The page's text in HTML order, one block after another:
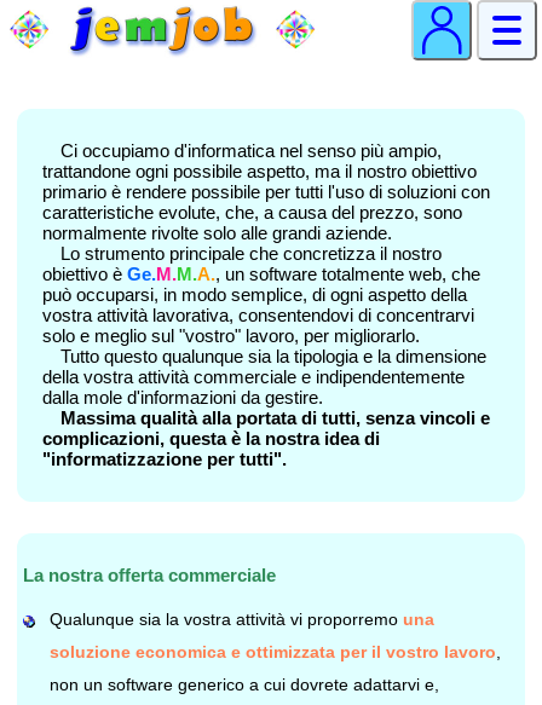
Ci occupiamo d'informatica nel senso più ampio,
trattandone ogni possibile aspetto, ma il nostro obiettivo
primario è rendere possibile per tutti l'uso di soluzioni con
caratteristiche evolute, che, a causa del prezzo, sono
normalmente rivolte solo alle grandi aziende.
Lo strumento principale che concretizza il nostro
obiettivo è Ge.M.M.A., un software totalmente web, che
può occuparsi, in modo semplice, di ogni aspetto della
vostra attività lavorativa, consentendovi di concentrarvi
solo e meglio sul "vostro" lavoro, per migliorarlo.
Tutto questo qualunque sia la tipologia e la dimensione
della vostra attività commerciale e indipendentemente
dalla mole d'informazioni da gestire.
Massima qualità alla portata di tutti, senza vincoli e
complicazioni, questa è la nostra idea di
"informatizzazione per tutti".
La nostra offerta commerciale
Qualunque sia la vostra attività vi proporremo una
soluzione economica e ottimizzata per il vostro lavoro
non un software generico a cui dovrete adattarvi e,